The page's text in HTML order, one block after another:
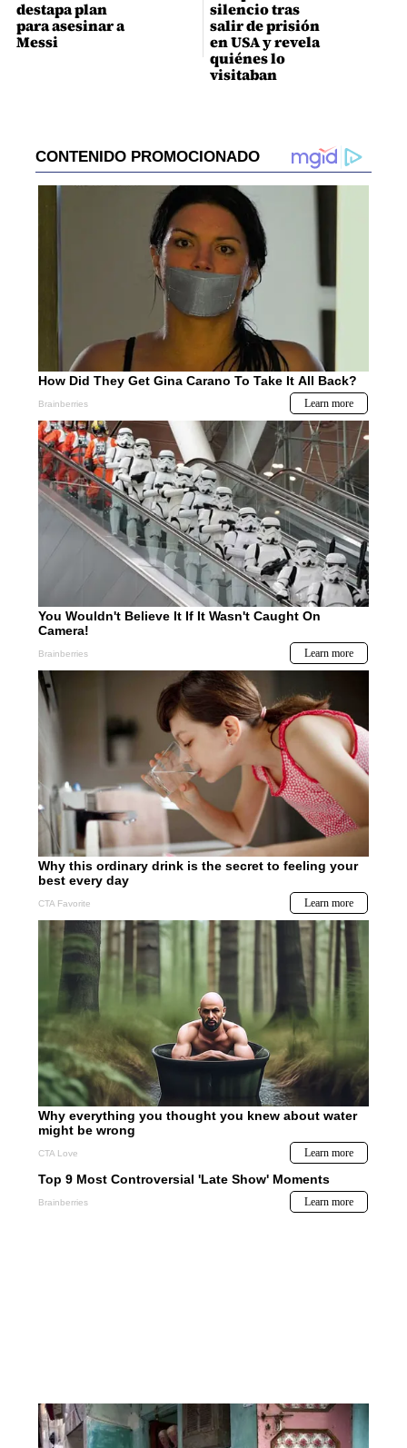
destapa plan
para asesinar a
Messi
silencio tras
salir de prisión
en USA y revela
quiénes lo
visitaban